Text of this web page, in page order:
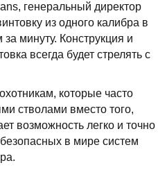
генеральный директор
из одного калибра в
минуту. Конструкция и
всегда будет стрелять с
которые часто
стволами вместо того,
возможность легко и точно
в мире систем